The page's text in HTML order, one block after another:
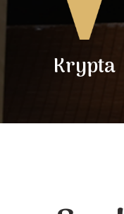
Krypta